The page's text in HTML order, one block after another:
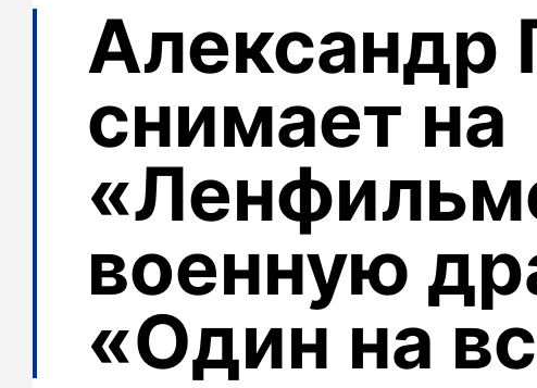
Александр
снимает на
военную
«Один на